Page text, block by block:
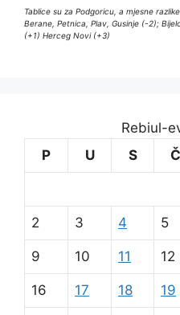
Tablice su za Podgoricu, a mjesne
Berane, Petnica, Plav, Gusinje (-2);
(+1) Herceg Novi (+3)
Rebiul-
P
U S Č
2 3 4 5
9 10 11 12
16 17 18 19